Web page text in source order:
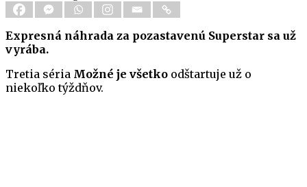
Expresná náhrada za pozastavenú Superstar sa už
vyrába.
Tretia séria Možné je všetko odštartuje už o
niekoľko týždňov.